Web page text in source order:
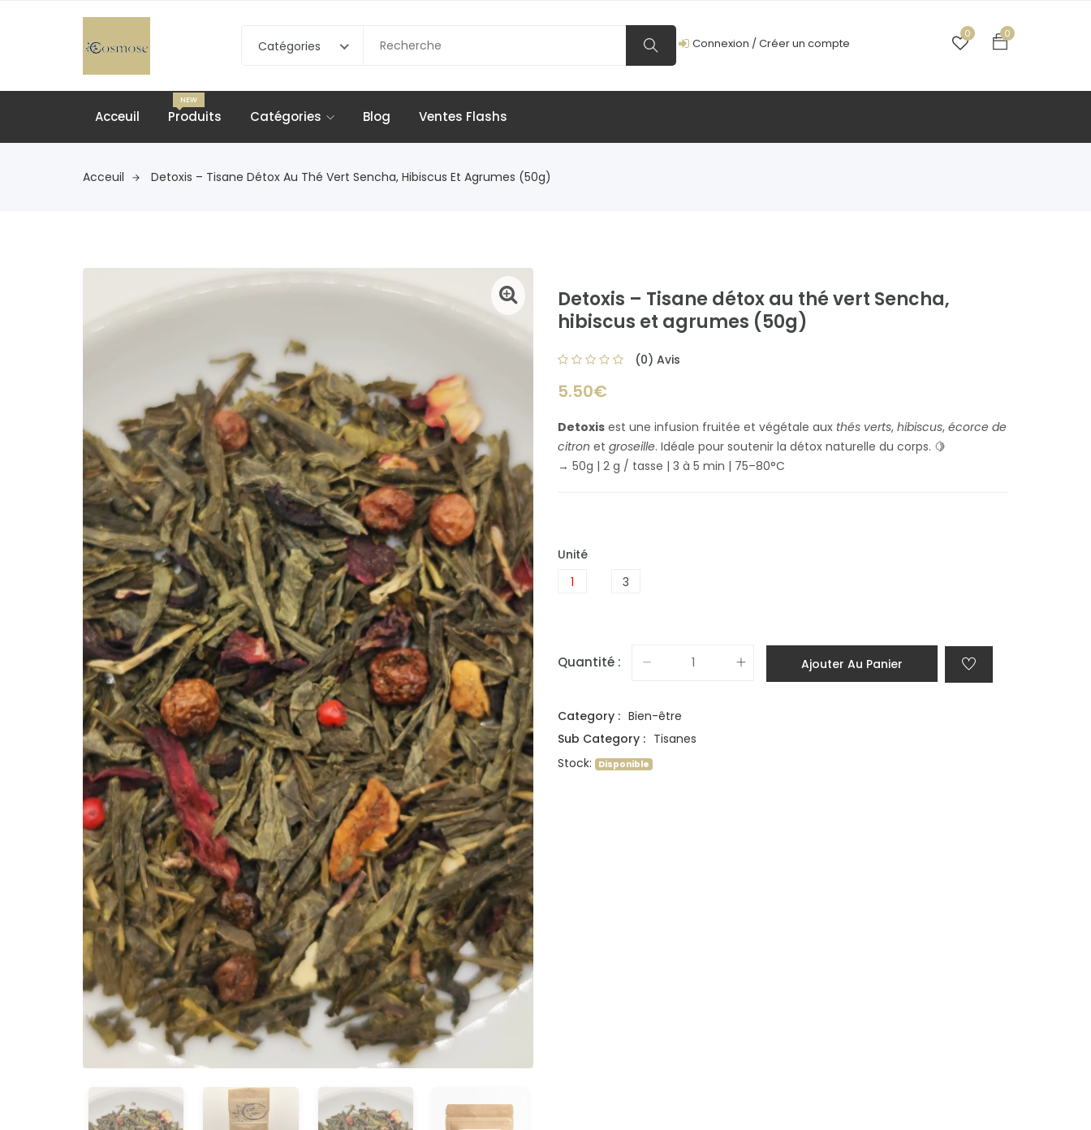
Catégories Connexion /Créer un compte
0 0
Acceuil Produits
NEW
Catégories Blog Ventes Flashs
Acceuil Detoxis – Tisane Détox Au Thé Vert Sencha, Hibiscus Et Agrumes (50g)
Detoxis – Tisane détox au thé vert Sencha,
hibiscus et agrumes (50g)
(0) Avis
5.50€
Detoxis est une infusion fruitée et végétale aux thés verts, hibiscus, écorce de
citron et groseille. Idéale pour soutenir la détox naturelle du corps. 🍋
→ 50g | 2 g / tasse | 3 à 5 min | 75–80°C
Unité
1
3
Quantité : Ajouter Au Panier
Category : Bien-être
Sub Category : Tisanes
Stock:
Disponible